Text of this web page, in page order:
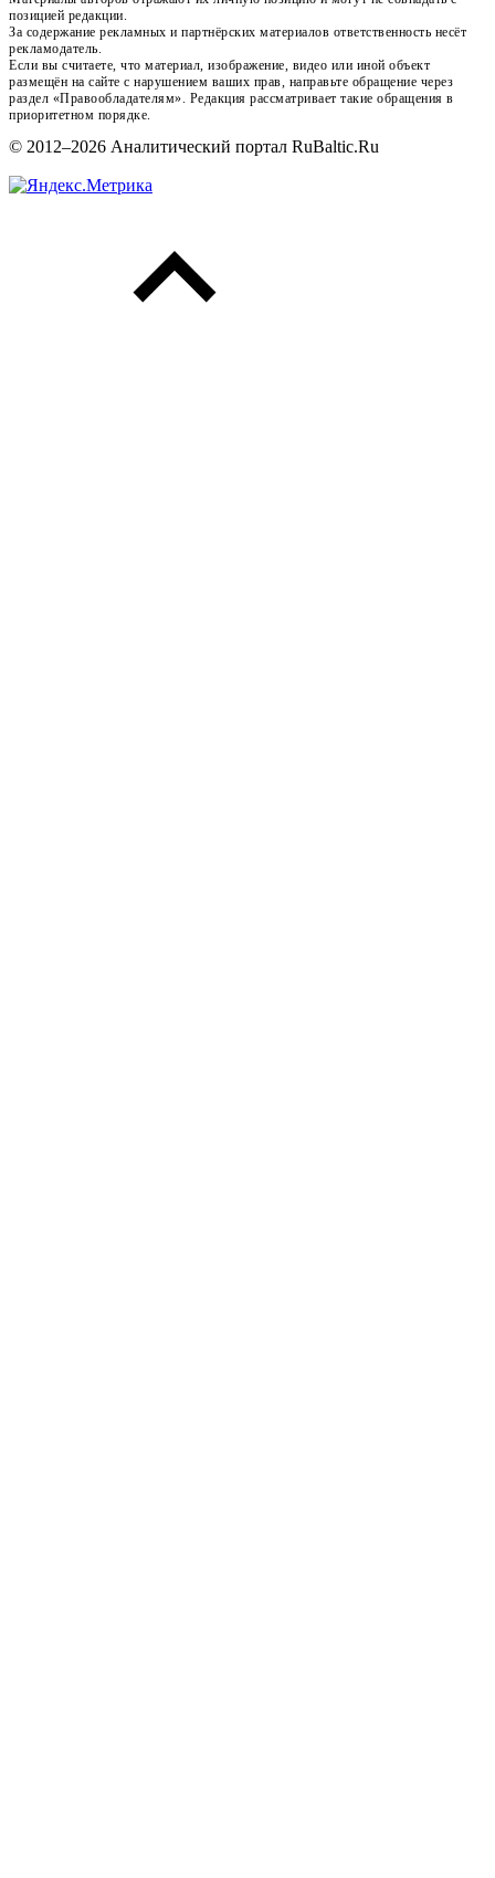
позицией редакции.
За содержание рекламных и партнёрских материалов ответственность несёт
рекламодатель.
Если вы считаете, что материал, изображение, видео или иной объект
размещён на сайте с нарушением ваших прав, направьте обращение через
раздел «Правообладателям». Редакция рассматривает такие обращения в
приоритетном порядке.
© 2012–2026 Аналитический портал RuBaltic.Ru